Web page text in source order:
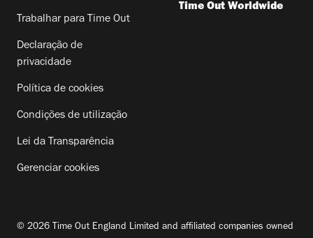
Trabalhar para Time Out
Declaração de
privacidade
Política de cookies
Condições de utilização
Lei da Transparência
Gerenciar cookies
Time Out Worldwide
© 2026 Time Out England Limited and affiliated companies owned